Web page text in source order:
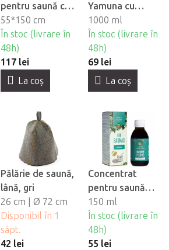
pentru saună cu
broderie,
bumbac, gri
55*150 cm
În stoc (livrare în
48h)
117 lei
La coş
Yamuna cu
Mango
1000 ml
În stoc (livrare în
48h)
69 lei
La coş
Pălărie de saună,
lână, gri
26 cm | Ø 72 cm
Disponibil în 1
săpt.
42 lei
Concentrat
pentru saună
Menta Lavanda
150 ml
În stoc (livrare în
48h)
55 lei